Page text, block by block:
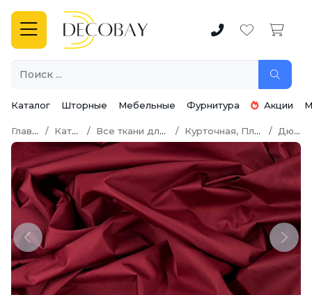
Каталог Шторные Мебельные Фурнитура Акции
Главная Каталог Все ткани для шитья Курточная, Плащевая Дюспо
Previous Next